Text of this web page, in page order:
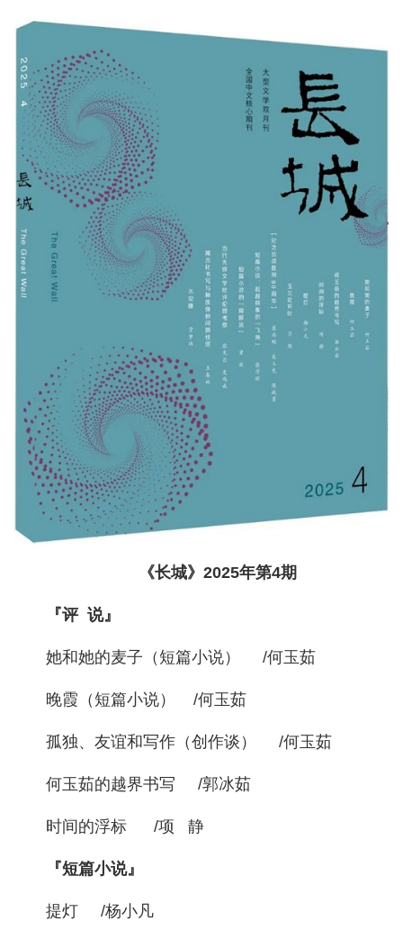
《长城》2025年第4期
『评 说』
她和她的麦子（短篇小说） /何玉茹
晚霞（短篇小说） /何玉茹
孤独、友谊和写作（创作谈） /何玉茹
何玉茹的越界书写 /郭冰茹
时间的浮标 /项 静
『短篇小说』
提灯 /杨小凡